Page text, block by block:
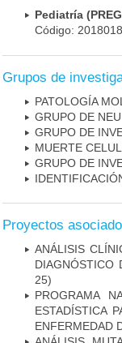
Pediatría
Código:
Grupos de
PATOLOGÍA
GRUPO DE
GRUPO DE
MUERTE
GRUPO DE
Proyectos
ANÁLISIS
DIAGNÓSTICO
25)
PROGRAMA
ESTADÍSTICA
ENFERMEDAD